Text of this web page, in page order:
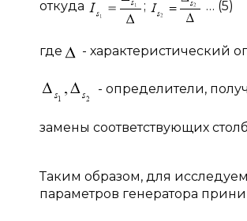
откуда ; … (5)
где - характеристический
- определители,
замены соответствующих
Таким образом, для
параметров генератора